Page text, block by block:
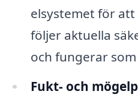
elsystemet för
följer aktuella
och fungerar
Fukt- och